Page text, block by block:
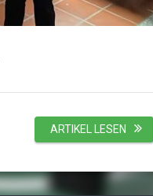
ARTIKEL LESEN